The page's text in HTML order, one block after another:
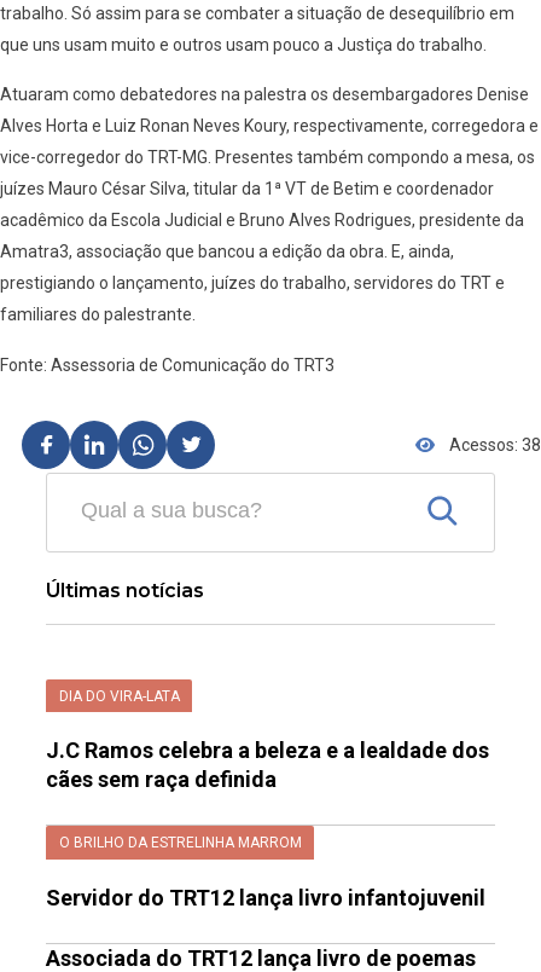
trabalho. Só assim para se combater a situação de desequilíbrio em
que uns usam muito e outros usam pouco a Justiça do trabalho.
Atuaram como debatedores na palestra os desembargadores Denise
Alves Horta e Luiz Ronan Neves Koury, respectivamente, corregedora e
vice-corregedor do TRT-MG. Presentes também compondo a mesa, os
juízes Mauro César Silva, titular da 1ª VT de Betim e coordenador
acadêmico da Escola Judicial e Bruno Alves Rodrigues, presidente da
Amatra3, associação que bancou a edição da obra. E, ainda,
prestigiando o lançamento, juízes do trabalho, servidores do TRT e
familiares do palestrante.
Fonte: Assessoria de Comunicação do TRT3
Acessos: 38
Últimas notícias
DIA DO VIRA-LATA
J.C Ramos celebra a beleza e a lealdade dos
cães sem raça definida
O BRILHO DA ESTRELINHA MARROM
Servidor do TRT12 lança livro infantojuvenil
Associada do TRT12 lança livro de poemas